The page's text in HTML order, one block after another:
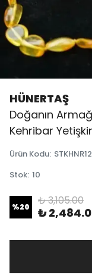
HÜNERTAŞ
Doğanın
Kehribar
Ürün Kodu:
Stok: 10
%20 ₺ 3,105.00
₺